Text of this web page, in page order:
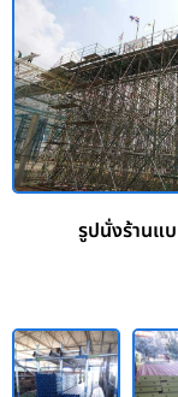
รูปนั่งร้านแ